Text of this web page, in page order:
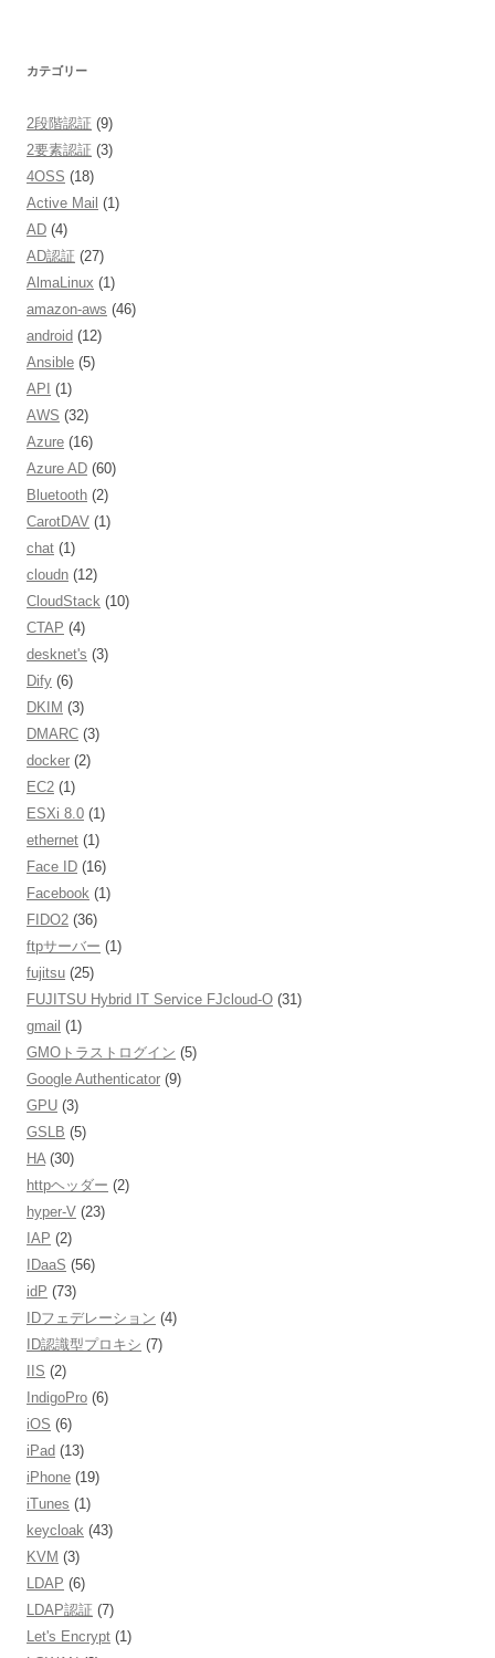
カテゴリー
2段階認証 (9)
2要素認証 (3)
4OSS (18)
Active Mail (1)
AD (4)
AD認証 (27)
AlmaLinux (1)
amazon-aws (46)
android (12)
Ansible (5)
API (1)
AWS (32)
Azure (16)
Azure AD (60)
Bluetooth (2)
CarotDAV (1)
chat (1)
cloudn (12)
CloudStack (10)
CTAP (4)
desknet's (3)
Dify (6)
DKIM (3)
DMARC (3)
docker (2)
EC2 (1)
ESXi 8.0 (1)
ethernet (1)
Face ID (16)
Facebook (1)
FIDO2 (36)
ftpサーバー (1)
fujitsu (25)
FUJITSU Hybrid IT Service FJcloud-O (31)
gmail (1)
GMOトラストログイン (5)
Google Authenticator (9)
GPU (3)
GSLB (5)
HA (30)
httpヘッダー (2)
hyper-V (23)
IAP (2)
IDaaS (56)
idP (73)
IDフェデレーション (4)
ID認識型プロキシ (7)
IIS (2)
IndigoPro (6)
iOS (6)
iPad (13)
iPhone (19)
iTunes (1)
keycloak (43)
KVM (3)
LDAP (6)
LDAP認証 (7)
Let's Encrypt (1)